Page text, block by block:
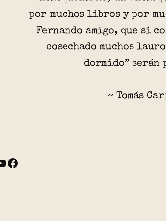
por muchos libros y por
Fernando amigo, que si
cosechado muchos
dormido” serán
~ Tomás
Facebook